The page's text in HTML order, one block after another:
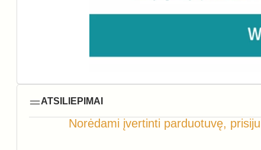
ATSILIEPIMAI
Norėdami įvertinti parduotuvę,